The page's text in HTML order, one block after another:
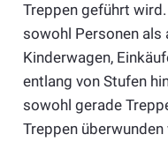
Treppen geführt
sowohl Personen als
Kinderwagen,
entlang von Stufen
sowohl gerade
Treppen